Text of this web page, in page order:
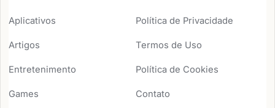
Aplicativos
Artigos
Entretenimento
Games
Política de Privacidade
Termos de Uso
Política de Cookies
Contato